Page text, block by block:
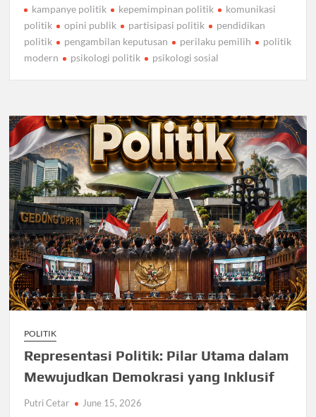
kampanye politik kepemimpinan politik
komunikasi
politik
opini publik partisipasi politik
pendidikan
politik
pengambilan keputusan perilaku pemilih
politik
modern
psikologi politik psikologi sosial
POLITIK
Representasi Politik: Pilar Utama dalam
Mewujudkan Demokrasi yang Inklusif
Putri Cetar June 15, 2026